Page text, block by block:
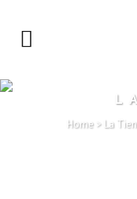
Home > La